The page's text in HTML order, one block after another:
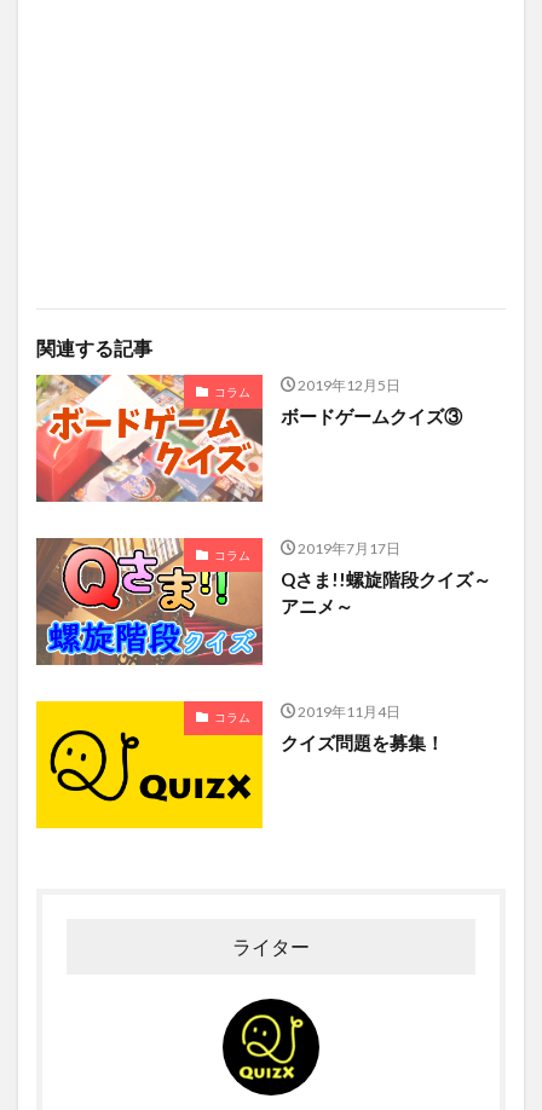
関連する記事
コラム 2019年12月5日
ボードゲームクイズ③
コラム 2019年7月17日
Qさま!!螺旋階段クイズ～
アニメ～
コラム 2019年11月4日
クイズ問題を募集！
ライター